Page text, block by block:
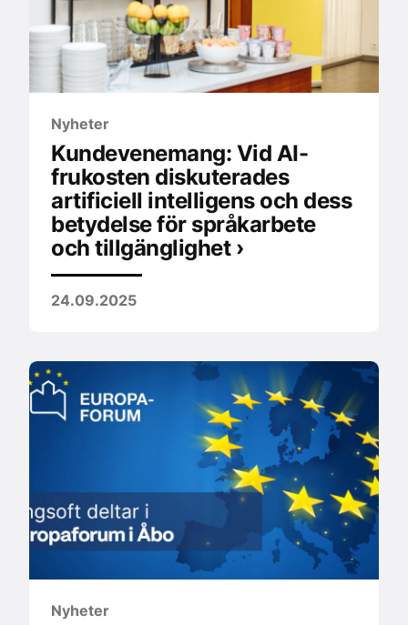
Nyheter
Kundevenemang: Vid AI-
frukosten diskuterades
artificiell intelligens och dess
betydelse för språkarbete
och tillgänglighet ›
24.09.2025
Nyheter